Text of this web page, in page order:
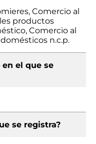
Comercio al
productos
Comercio al
n.c.p.
el que se
se registra?